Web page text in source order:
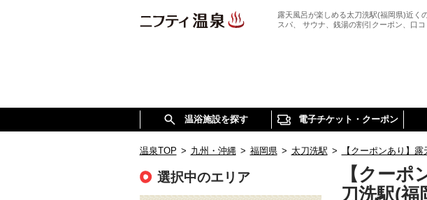
露天風呂が楽しめる太刀洗駅(福岡県)近く
スパ、 サウナ、銭湯の割引クーポン、口
温浴施設を探す 電子チケット・クーポン
温泉TOP > 九州・沖縄 > 福岡県 > 太刀洗駅 > 【クーポンあり】
【クーポ
刀洗駅(福
選択中のエリア